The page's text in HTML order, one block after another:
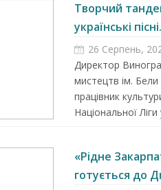
Творчий
українські
26 Серпень,
Директор
мистецтв ім.
працівник
Національної
«Рідне
готується до